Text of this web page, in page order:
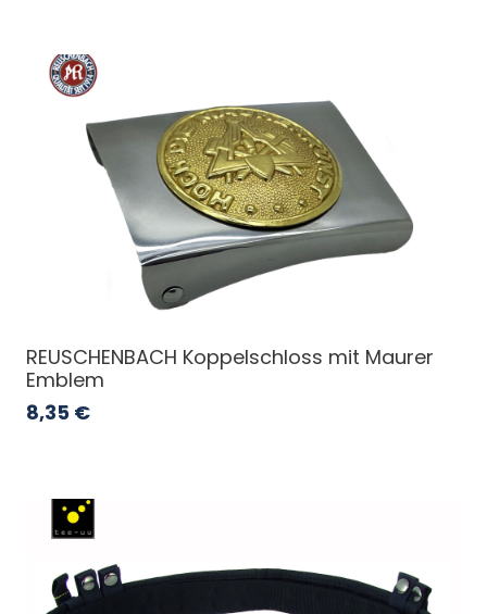
REUSCHENBACH Koppelschloss mit Maurer
Emblem
8,35 €